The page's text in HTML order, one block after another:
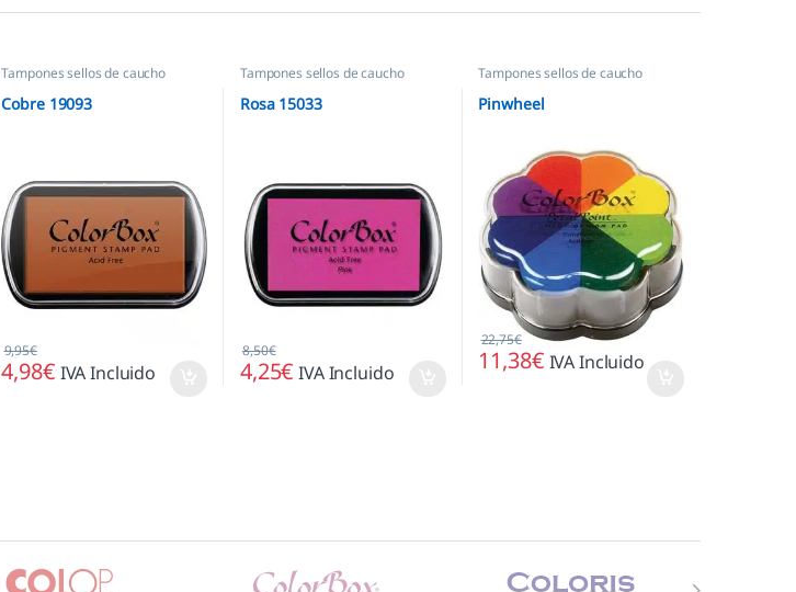
Tampones sellos de caucho
Cobre 19093
4,98€
9,95€
IVA Incluido
Tampones sellos de caucho
Rosa 15033
4,25€
8,50€
IVA Incluido
Tampones sellos de caucho
Pinwheel
11,38€
22,75€
IVA Incluido